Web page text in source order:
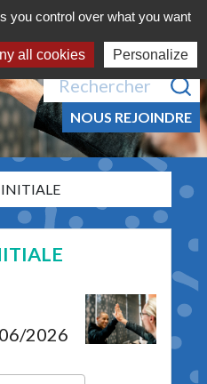
principale
MENU
Recherche pour :
NOUS REJOINDRE
2026
you control over what you want
all cookies Personalize